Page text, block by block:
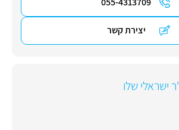
יצירת קשר
ישראלי שלו